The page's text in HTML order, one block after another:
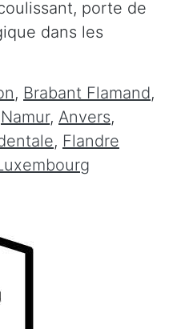
porte de
dans les
, Brabant Flamand,
Namur, Anvers,
, Flandre